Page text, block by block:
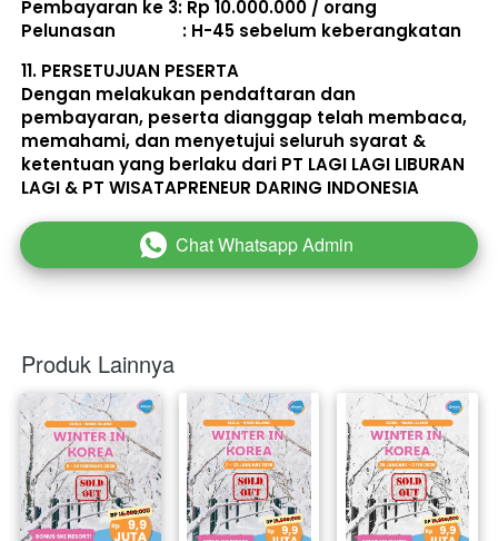
Pembayaran ke 3: Rp 10.000.000 / orang
Pelunasan               : H-45 sebelum keberangkatan
11. PERSETUJUAN PESERTA
Dengan melakukan pendaftaran dan
pembayaran, peserta dianggap telah membaca,
memahami, dan menyetujui seluruh syarat &
ketentuan yang berlaku dari PT LAGI LAGI LIBURAN
LAGI & PT WISATAPRENEUR DARING INDONESIA
` Chat Whatsapp Admin
Produk Lainnya